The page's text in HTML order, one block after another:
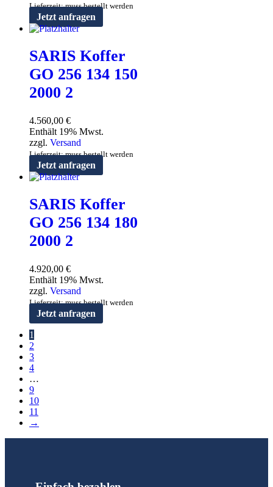
Lieferzeit: muss bestellt werden
Jetzt anfragen
SARIS Koffer
GO 256 134 150
2000 2
4.560,00 €
Enthält 19% Mwst.
zzgl. Versand
Lieferzeit: muss bestellt werden
Jetzt anfragen
SARIS Koffer
GO 256 134 180
2000 2
4.920,00 €
Enthält 19% Mwst.
zzgl. Versand
Lieferzeit: muss bestellt werden
Jetzt anfragen
1
2
3
4
…
9
10
11
→